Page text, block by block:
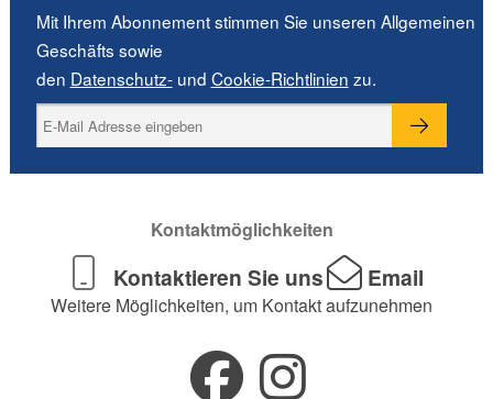
Mit Ihrem Abonnement stimmen Sie unseren Allgemeinen
Geschäfts sowie
den Datenschutz-und Cookie-Richtlinien zu.
Kontaktmöglichkeiten
Kontaktieren Sie uns Email
Weitere Möglichkeiten, um Kontakt aufzunehmen